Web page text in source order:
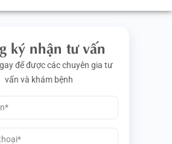
ký nhận tư vấn
để được các chuyên gia tư
vấn và khám bệnh